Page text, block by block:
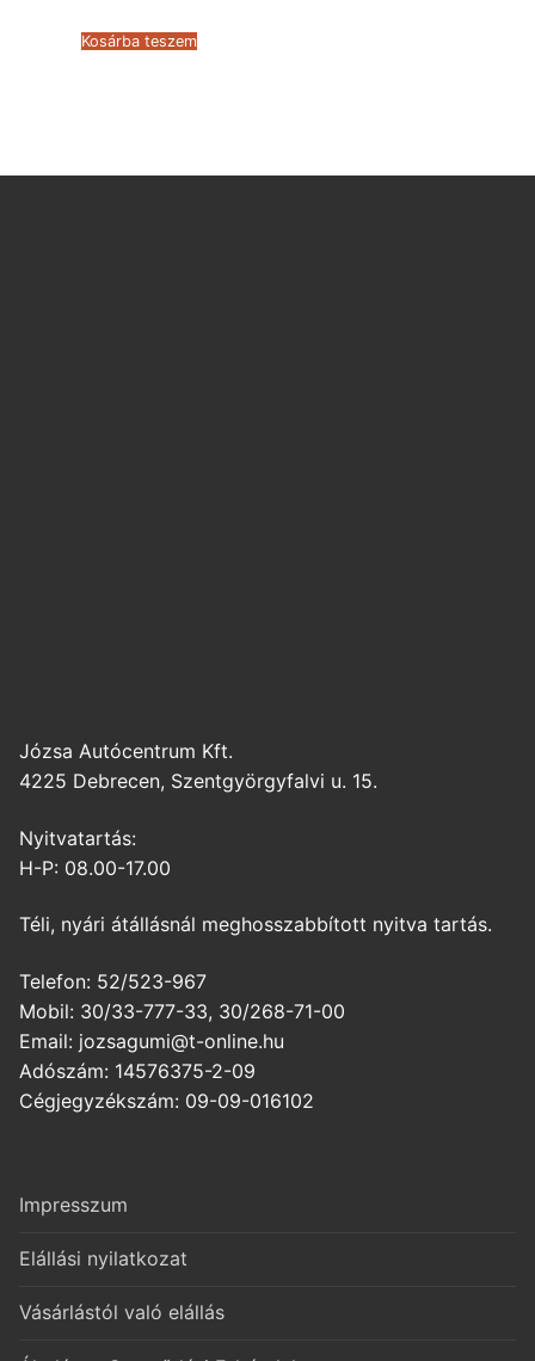
46.825 Ft.
Kosárba teszem
Józsa Autócentrum Kft.
4225 Debrecen, Szentgyörgyfalvi u. 15.
Nyitvatartás:
H-P: 08.00-17.00
Téli, nyári átállásnál meghosszabbított nyitva tartás.
Telefon: 52/523-967
Mobil: 30/33-777-33, 30/268-71-00
Email: jozsagumi@t-online.hu
Adószám: 14576375-2-09
Cégjegyzékszám: 09-09-016102
Impresszum
Elállási nyilatkozat
Vásárlástól való elállás